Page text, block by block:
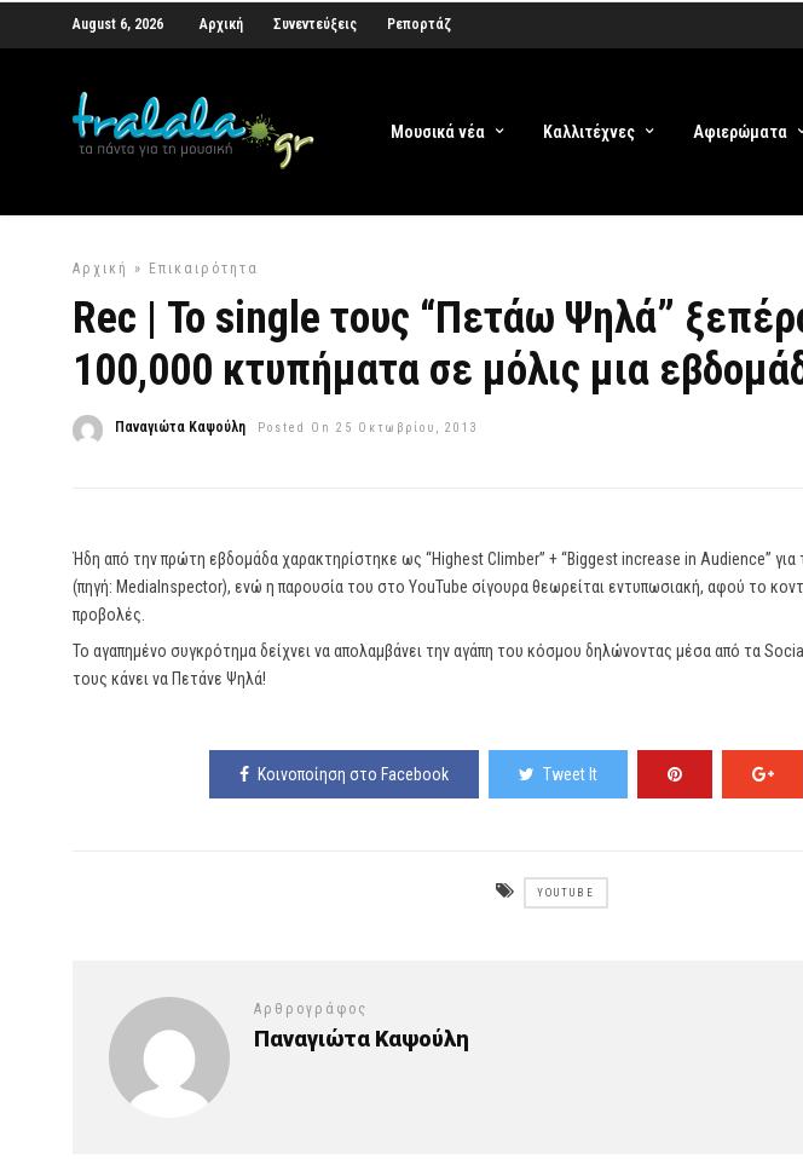
August 6, 2026 Αρχική Συνεντεύξεις Ρεπορτάζ
Μουσικά νέα Καλλιτέχνες Αφιερώματα
Αρχική » Επικαιρότητα
Rec | Το single τους “Πετάω Ψηλά”
100,000 κτυπήματα σε μόλις μια
Παναγιώτα Καψούλη Posted On 25 Οκτωβρίου, 2013
Ήδη από την πρώτη εβδομάδα χαρακτηρίστηκε ως “Highest Climber” + “Biggest increase in Audience”
(πηγή: MediaInspector), ενώ η παρουσία του στο YouTube σίγουρα θεωρείται εντυπωσιακή, αφού το
προβολές.
Το αγαπημένο συγκρότημα δείχνει να απολαμβάνει την αγάπη του κόσμου δηλώνοντας μέσα από τα
τους κάνει να Πετάνε Ψηλά!
Κοινοποίηση στο Facebook Tweet It
YOUTUBE
Αρθρογράφος
Παναγιώτα Καψούλη